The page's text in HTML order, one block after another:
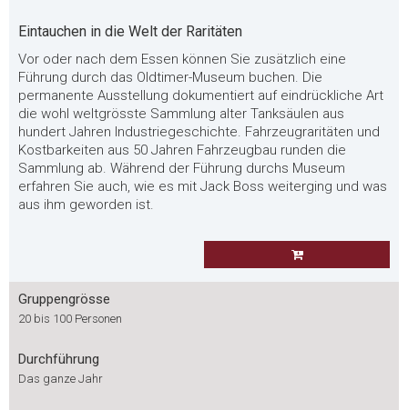
Eintauchen in die Welt der Raritäten
Vor oder nach dem Essen können Sie zusätzlich eine
Führung durch das Oldtimer-Museum buchen. Die
permanente Ausstellung dokumentiert auf eindrückliche Art
die wohl weltgrösste Sammlung alter Tanksäulen aus
hundert Jahren Industriegeschichte. Fahrzeugraritäten und
Kostbarkeiten aus 50 Jahren Fahrzeugbau runden die
Sammlung ab. Während der Führung durchs Museum
erfahren Sie auch, wie es mit Jack Boss weiterging und was
aus ihm geworden ist.
Gruppengrösse
20 bis 100 Personen
Durchführung
Das ganze Jahr